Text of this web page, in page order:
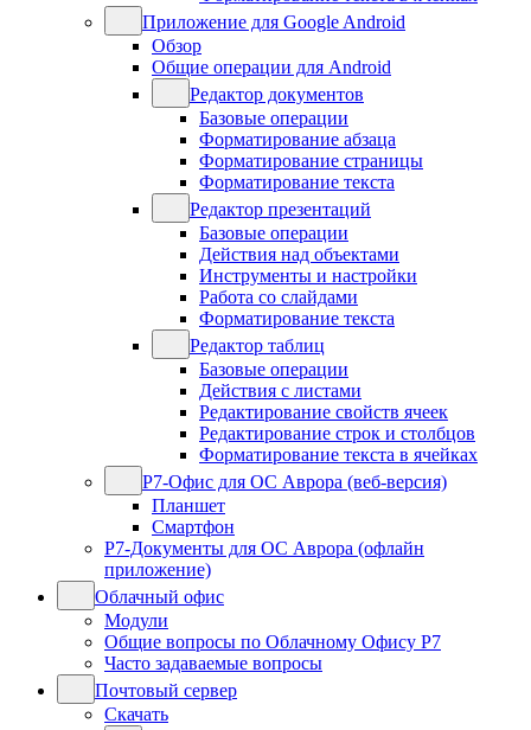
Приложение для Google Android
Обзор
Общие операции для Android
Редактор документов
Базовые операции
Форматирование абзаца
Форматирование страницы
Форматирование текста
Редактор презентаций
Базовые операции
Действия над объектами
Инструменты и настройки
Работа со слайдами
Форматирование текста
Редактор таблиц
Базовые операции
Действия с листами
Редактирование свойств ячеек
Редактирование строк и столбцов
Форматирование текста в ячейках
Р7-Офис для ОС Аврора (веб-версия)
Планшет
Смартфон
Р7-Документы для ОС Аврора (офлайн
приложение)
Облачный офис
Модули
Общие вопросы по Облачному Офису Р7
Часто задаваемые вопросы
Почтовый сервер
Скачать